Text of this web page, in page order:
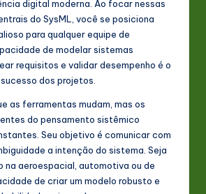
digital moderna. Ao focar nessas
do SysML, você se posiciona
para qualquer equipe de
de modelar sistemas
requisitos e validar desempenho é o
dos projetos.
as ferramentas mudam, mas os
do pensamento sistêmico
Seu objetivo é comunicar com
a intenção do sistema. Seja
na aeroespacial, automotiva ou de
de criar um modelo robusto e